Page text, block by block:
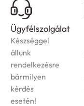
Ügyfélszolgálat
Készséggel
állunk
rendelkezésre
bármilyen
kérdés
esetén!